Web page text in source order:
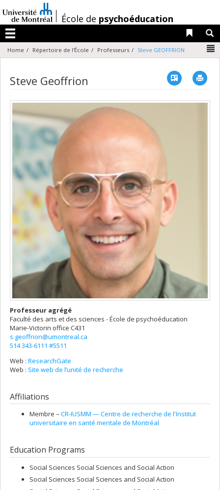
au
contenu
/École de psychoéducation
Menu
Liens
Home Répertoire de l'École Professeurs Steve GEOFFRION
Steve Geoffrion Vcard
Professeur agrégé
Faculté des arts et des sciences - École de psychoéducation
Marie-Victorin office C431
s.geoffrion@umontreal.ca
514 343-6111 #5511
Web : ResearchGate
Web : Site web de l’unité de recherche
Affiliations
Membre – CR-IUSMM — Centre de recherche de l'Institut
universitaire en santé mentale de Montréal
Education Programs
Social Sciences Social Sciences and Social Action
Social Sciences Social Sciences and Social Action